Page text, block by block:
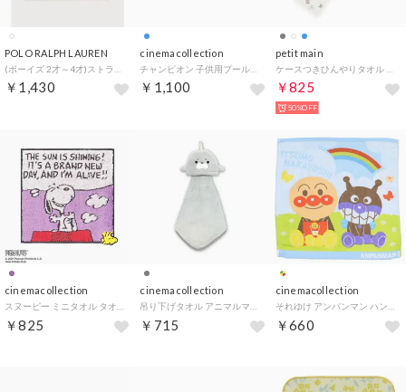
POLO RALPH LAUREN
￥1,430
cinemacollection
￥1,100
petit main
￥825
50%OFF
cinemacollection
￥825
cinemacollection
￥715
cinemacollection
￥660